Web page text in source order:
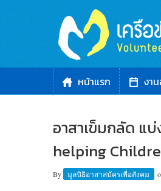
หน้าแรก งา
อาสาเข็มกลัด แ
helping
By มูลนิธิอาสาสมัครเพื่อสังคม